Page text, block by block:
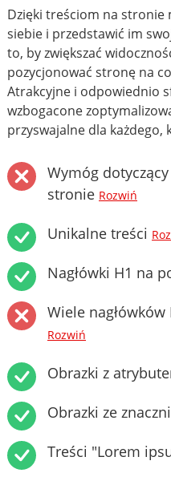
Dzięki treściom na stronie
siebie i przedstawić im
to, by zwiększać
pozycjonować stronę na
Atrakcyjne i odpowiednio
wzbogacone
przyswajalne dla
Wymóg
stronie Rozwiń
Unikalne treści
Nagłówki H1 na
Wiele
Rozwiń
Obrazki z
Obrazki ze
Treści "Lorem